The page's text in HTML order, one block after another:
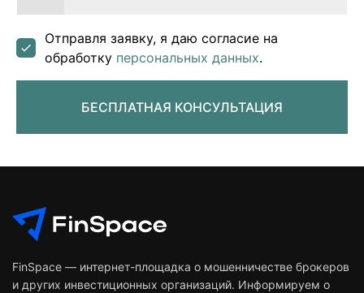
Отправля заявку, я даю согласие на
обработку персональных данных.
БЕСПЛАТНАЯ КОНСУЛЬТАЦИЯ
FinSpace — интернет-площадка о мошенничестве брокеров
и других инвестиционных организаций. Информируем о